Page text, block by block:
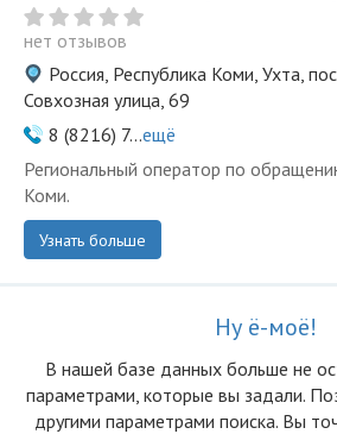
нет отзывов
Россия, Республика Коми, Ухта,
Совхозная улица, 69
8 (8216) 7...ещё
Региональный оператор по
Коми.
Узнать больше
Ну ё-моё!
В нашей базе данных больше не
параметрами, которые вы задали.
другими параметрами поиска. Вы